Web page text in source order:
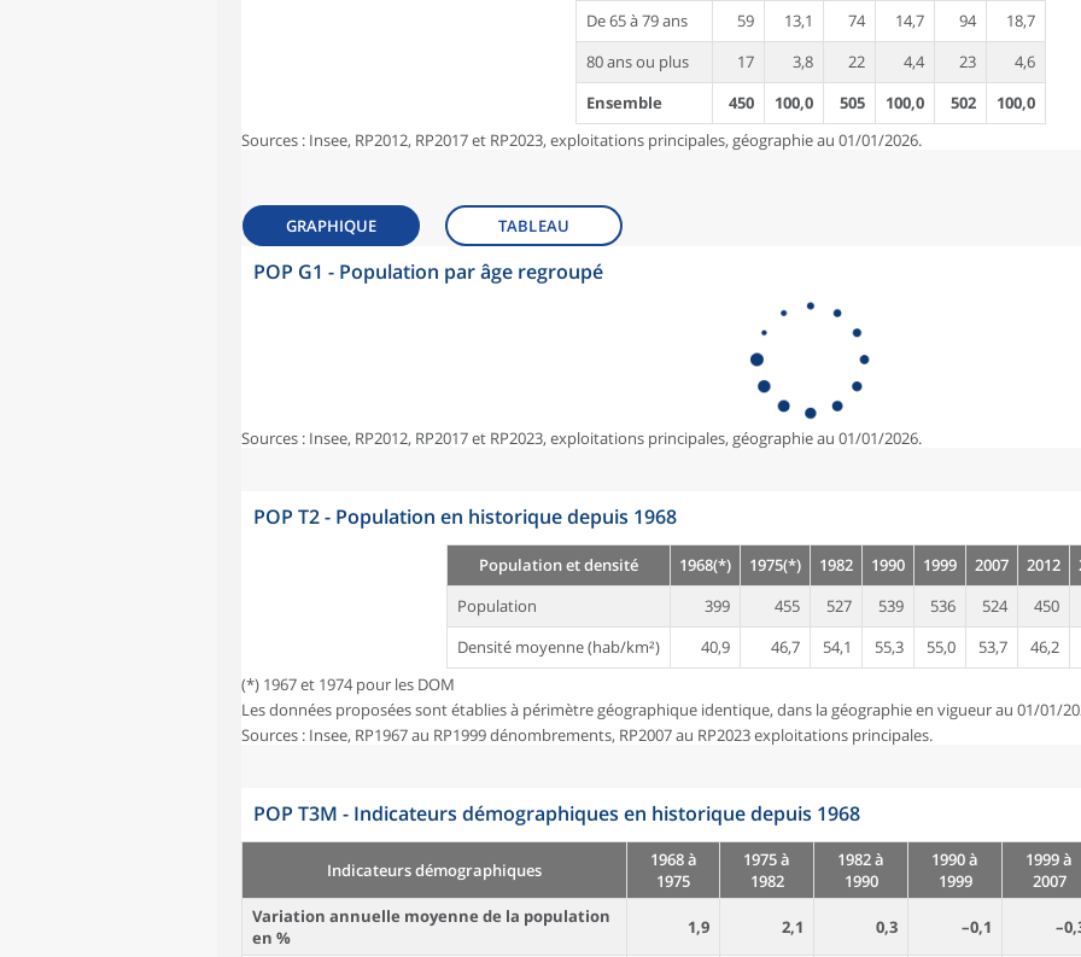
De 65 à 79 ans
59 13,1 74 14,7 94
18,7
80 ans ou plus
17 3,8 22 4,4 23
4,6
Ensemble
450 100,0 505 100,0 502
100,0
Sources : Insee, RP2012, RP2017 et RP2023, exploitations principales, géographie au 01/01/2026.
GRAPHIQUE TABLEAU
POP G1 - Population par âge regroupé
Sources : Insee, RP2012, RP2017 et RP2023, exploitations principales, géographie au 01/01/2026.
POP T2 - Population en historique depuis 1968
Population et densité 1968(*) 1975(*) 1982 1990 1999 2007 2012
Population
399 455 527 539 536 524
450
Densité moyenne (hab/km²)
40,9 46,7 54,1 55,3 55,0 53,7
46,2
(*) 1967 et 1974 pour les DOM
Les données proposées sont établies à périmètre géographique identique, dans la géographie en vigueur au 01/01/
Sources : Insee, RP1967 au RP1999 dénombrements, RP2007 au RP2023 exploitations principales.
POP T3M - Indicateurs démographiques en historique depuis 1968
Indicateurs démographiques
1968 à
1975
1975 à
1982
1982 à
1990
1990 à
1999
1999 à
2007
Variation annuelle moyenne de la population
en %
1,9 2,1 0,3 –0,1